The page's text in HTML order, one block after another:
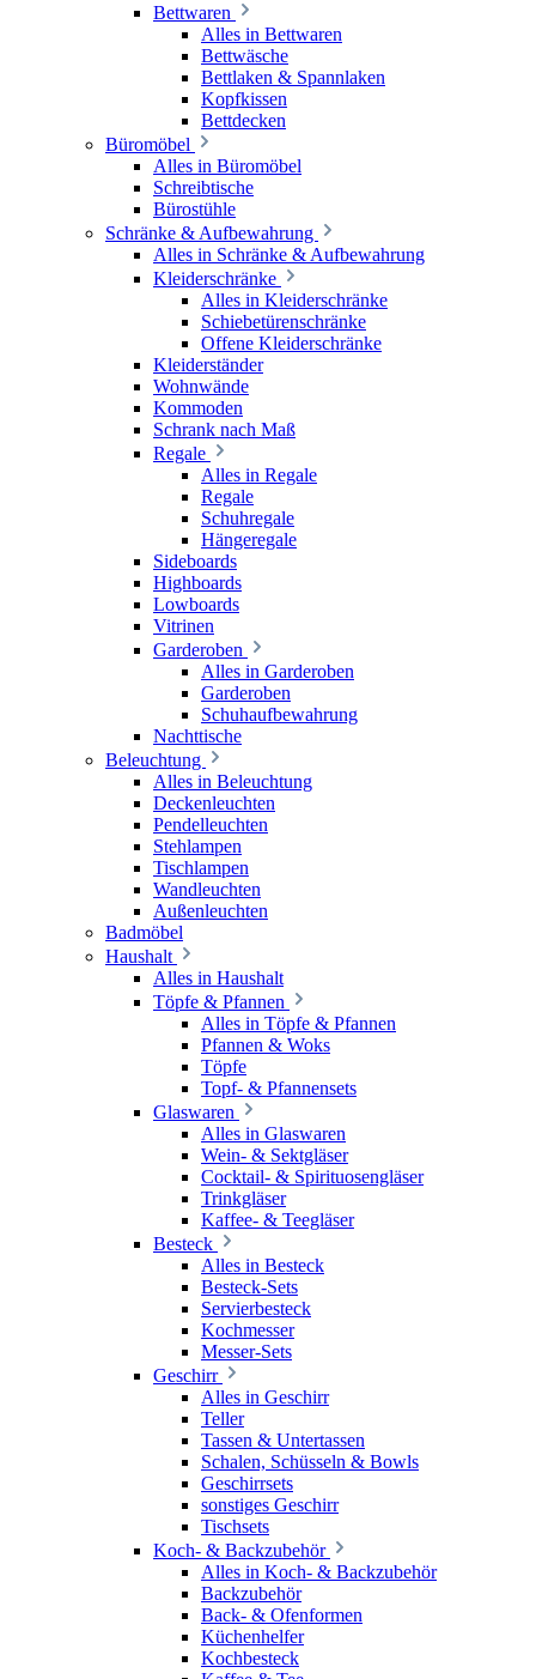
Bettwaren
Alles in Bettwaren
Bettwäsche
Bettlaken & Spannlaken
Kopfkissen
Bettdecken
Büromöbel
Alles in Büromöbel
Schreibtische
Bürostühle
Schränke & Aufbewahrung
Alles in Schränke & Aufbewahrung
Kleiderschränke
Alles in Kleiderschränke
Schiebetürenschränke
Offene Kleiderschränke
Kleiderständer
Wohnwände
Kommoden
Schrank nach Maß
Regale
Alles in Regale
Regale
Schuhregale
Hängeregale
Sideboards
Highboards
Lowboards
Vitrinen
Garderoben
Alles in Garderoben
Garderoben
Schuhaufbewahrung
Nachttische
Beleuchtung
Alles in Beleuchtung
Deckenleuchten
Pendelleuchten
Stehlampen
Tischlampen
Wandleuchten
Außenleuchten
Badmöbel
Haushalt
Alles in Haushalt
Töpfe & Pfannen
Alles in Töpfe & Pfannen
Pfannen & Woks
Töpfe
Topf- & Pfannensets
Glaswaren
Alles in Glaswaren
Wein- & Sektgläser
Cocktail- & Spirituosengläser
Trinkgläser
Kaffee- & Teegläser
Besteck
Alles in Besteck
Besteck-Sets
Servierbesteck
Kochmesser
Messer-Sets
Geschirr
Alles in Geschirr
Teller
Tassen & Untertassen
Schalen, Schüsseln & Bowls
Geschirrsets
sonstiges Geschirr
Tischsets
Koch- & Backzubehör
Alles in Koch- & Backzubehör
Backzubehör
Back- & Ofenformen
Küchenhelfer
Kochbesteck